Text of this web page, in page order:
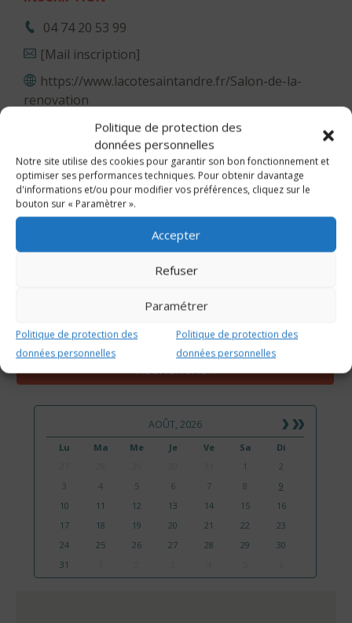
Politique de protection des
données personnelles
Notre site utilise des cookies pour garantir son bon fonctionnement et
optimiser ses performances techniques. Pour obtenir davantage
d'informations et/ou pour modifier vos préférences, cliquez sur le
bouton sur « Paramètrer ».
Accepter
Refuser
Paramétrer
Politique de protection des
données personnelles
Politique de protection des
données personnelles
04 74 20 53 99
[Mail inscription]
https://www.lacotesaintandre.fr/Salon-de-la-
renovation
RECHERCHER UN AUTRE ÉVÉNEMENT
AOÛT, 2026
Lu Ma Me Je Ve Sa
Di
1
2
3
4 5 6 7 8
9
10
11 12 13 14 15
16
17
18 19 20 21 22
23
24
25 26 27 28 29
30
31